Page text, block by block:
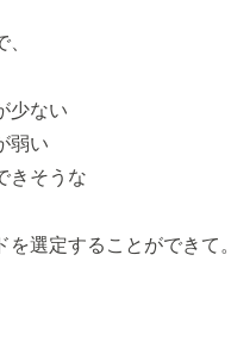
少ない
弱い
きそうな
を選定することができて。